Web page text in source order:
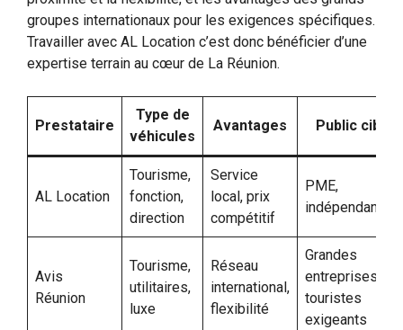
groupes internationaux pour les exigences spécifiques.
Travailler avec AL Location c’est donc bénéficier d’une
expertise terrain au cœur de La Réunion.
Prestataire
Type de
véhicules
Avantages Public cible
AL Location
Tourisme,
fonction,
direction
Service
local, prix
compétitif
PME,
indépendants
Avis
Réunion
Tourisme,
utilitaires,
luxe
Réseau
international,
flexibilité
Grandes
entreprises,
touristes
exigeants